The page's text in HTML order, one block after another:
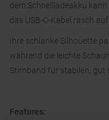
dem Schnellladeakku
das USB-C-Kabel rasch
Ihre schlanke Silhouette
während die leichte
Stirnband für stabilen, gut
Features: